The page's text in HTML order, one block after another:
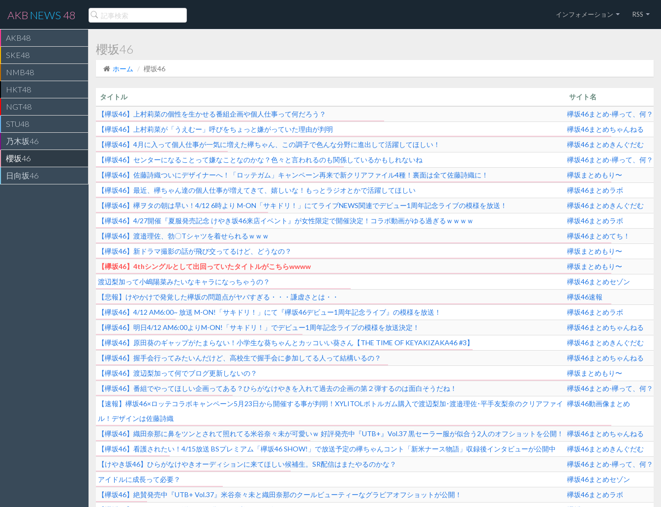
AKB NEWS 48 インフォメーション RSS
AKB48
SKE48
NMB48
HKT48
NGT48
STU48
乃木坂46
櫻坂46
日向坂46
櫻坂46
ホーム 櫻坂46
タイトル サイト名
【欅坂46】上村莉菜の個性を生かせる番組企画や個人仕事って何だろう？
欅坂46まとめ-欅って、何？
【欅坂46】上村莉菜が「うえむー」呼びをちょっと嫌がっていた理由が判明
欅坂46まとめちゃんねる
【欅坂46】4月に入って個人仕事が一気に増えた欅ちゃん、この調子で色んな分野に進出して活躍してほしい！
欅坂46まとめきんぐだむ
【欅坂46】センターになることって嫌なことなのかな？色々と言われるのも関係しているかもしれないね
欅坂46まとめ-欅って、何？
【欅坂46】佐藤詩織ついにデザイナーへ！「ロッテガム」キャンペーン再来で新クリアファイル4種！裏面は全て佐藤詩織に！
欅坂まとめもり〜
【欅坂46】最近、欅ちゃん達の個人仕事が増えてきて、嬉しいな！もっとラジオとかで活躍してほしい
欅坂46まとめラボ
【欅坂46】欅ヲタの朝は早い！4/12 6時より M-ON「サキドリ！」にてライブNEWS関連でデビュー1周年記念ライブの模様を放送！
欅坂46まとめきんぐだむ
【欅坂46】4/27開催『夏服発売記念 けやき坂46来店イベント』が女性限定で開催決定！コラボ動画がゆる過ぎるｗｗｗｗ
欅坂46まとめラボ
【欅坂46】渡邉理佐、勃〇Tシャツを着せられるｗｗｗ
欅坂46まとめてち！
【欅坂46】新ドラマ撮影の話が飛び交ってるけど、どうなの？
欅坂まとめもり〜
【欅坂46】4thシングルとして出回っていたタイトルがこちらwwww
欅坂まとめもり〜
渡辺梨加って小嶋陽菜みたいなキャラになっちゃうの？
欅坂46まとめセゾン
【悲報】けやかけで発覚した欅坂の問題点がヤバすぎる・・・謙虚さとは・・
欅坂46速報
【欅坂46】4/12 AM6:00~ 放送 M-ON!「サキドリ！」にて『欅坂46デビュー1周年記念ライブ』の模様を放送！
欅坂46まとめラボ
【欅坂46】明日4/12 AM6:00よりM-ON!「サキドリ！」でデビュー1周年記念ライブの模様を放送決定！
欅坂46まとめちゃんねる
【欅坂46】原田葵のギャップがたまらない！小学生な葵ちゃんとカッコいい葵さん【THE TIME OF KEYAKIZAKA46 #3】
欅坂46まとめきんぐだむ
【欅坂46】握手会行ってみたいんだけど、高校生で握手会に参加してる人って結構いるの？
欅坂46まとめちゃんねる
【欅坂46】渡辺梨加って何でブログ更新しないの？
欅坂まとめもり〜
【欅坂46】番組でやってほしい企画ってある？ひらがなけやきを入れて過去の企画の第２弾するのは面白そうだね！
欅坂46まとめ-欅って、何？
【速報】欅坂46×ロッテコラボキャンペーン5月23日から開催する事が判明！XYLITOLボトルガム購入で渡辺梨加･渡邉理佐･平手友梨奈のクリアファイ
ル！デザインは佐藤詩織
欅坂46動画像まとめ
【欅坂46】織田奈那に鼻をツンとされて照れてる米谷奈々未が可愛いｗ 好評発売中『UTB+』Vol.37 黒セーラー服が似合う2人のオフショットを公開！
欅坂46まとめちゃんねる
【欅坂46】看護されたい！4/15放送 BSプレミアム「欅坂46 SHOW!」で放送予定の欅ちゃんコント「新米ナース物語」収録後インタビューが公開中
欅坂46まとめきんぐだむ
【けやき坂46】ひらがなけやきオーディションに来てほしい候補生。SR配信はまたやるのかな？
欅坂46まとめ-欅って、何？
アイドルに成長って必要？
欅坂46まとめセゾン
【欅坂46】絶賛発売中『UTB+ Vol.37』米谷奈々未と織田奈那のクールビューティーなグラビアオフショットが公開！
欅坂46まとめラボ